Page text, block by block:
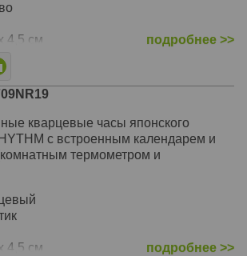
4,5 см
подробнее >>
кварцевые часы японского
с встроенным календарем и
термометром и
4,5 см
подробнее >>